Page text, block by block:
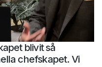
blivit så
chefskapet. Vi